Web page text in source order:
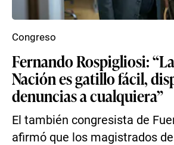
Fernando Rospigliosi:
Nación es gatillo fácil,
denuncias a cualquiera”
El también congresista de
afirmó que los magistrados de
Congreso